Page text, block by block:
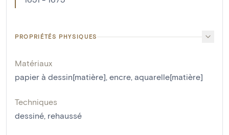
PROPRIÉTÉS PHYSIQUES
Matériaux
papier à dessin[matière], encre, aquarelle[matière]
Techniques
dessiné, rehaussé